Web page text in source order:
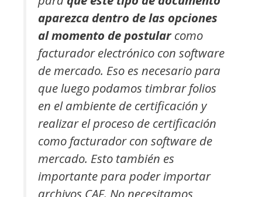
aparezca dentro de las opciones
al momento de postularcomo
facturador electrónico con software
de mercado. Eso es necesario para
que luego podamos timbrar folios
en el ambiente de certificación y
realizar el proceso de certificación
como facturador con software de
mercado. Esto también es
importante para poder importar
archivos CAF. No necesitamos